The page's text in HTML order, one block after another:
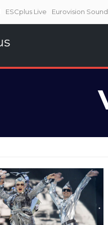
ESCplus Live Eurovision Sound